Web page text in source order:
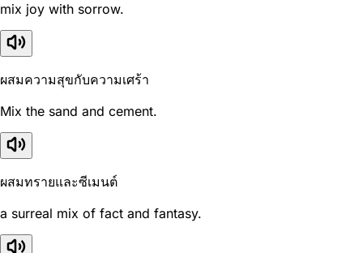
mix joy with sorrow.
ผสมความสุขกับความเศร้า
Mix the sand and cement.
ผสมทรายและซีเมนต์
a surreal mix of fact and fantasy.